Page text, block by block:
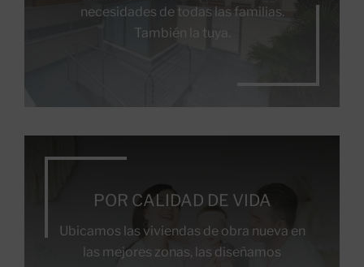
necesidades de todas las familias.
También la tuya.
POR CALIDAD DE VIDA
Ubicamos las viviendas de obra nueva en
las mejores zonas, las diseñamos